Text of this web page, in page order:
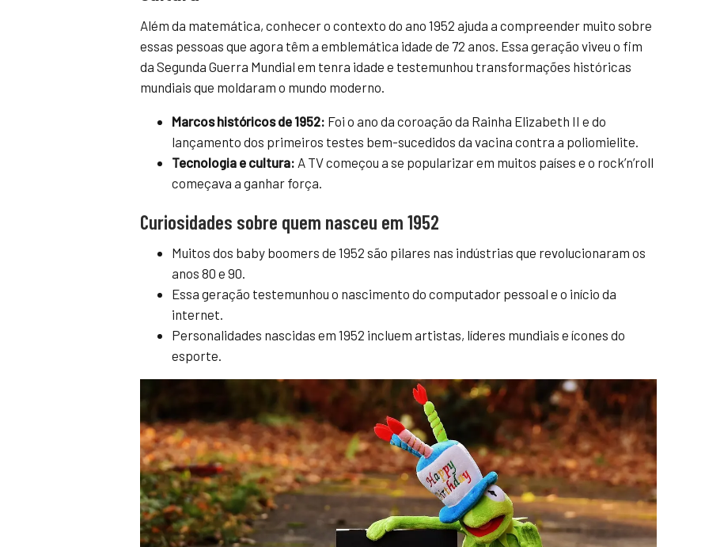
Além da matemática, conhecer o contexto do ano 1952 ajuda a compreender muito sobre
essas pessoas que agora têm a emblemática idade de 72 anos. Essa geração viveu o fim
da Segunda Guerra Mundial em tenra idade e testemunhou transformações históricas
mundiais que moldaram o mundo moderno.
Marcos históricos de 1952: Foi o ano da coroação da Rainha Elizabeth II e do
lançamento dos primeiros testes bem-sucedidos da vacina contra a poliomielite.
Tecnologia e cultura: A TV começou a se popularizar em muitos países e o rock’n’roll
começava a ganhar força.
Curiosidades sobre quem nasceu em 1952
Muitos dos baby boomers de 1952 são pilares nas indústrias que revolucionaram os
anos 80 e 90.
Essa geração testemunhou o nascimento do computador pessoal e o início da
internet.
Personalidades nascidas em 1952 incluem artistas, líderes mundiais e ícones do
esporte.